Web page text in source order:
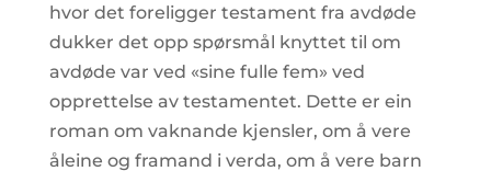
hvor det foreligger testament fra avdøde
dukker det opp spørsmål knyttet til om
avdøde var ved «sine fulle fem» ved
opprettelse av testamentet. Dette er ein
roman om vaknande kjensler, om å vere
åleine og framand i verda, om å vere barn